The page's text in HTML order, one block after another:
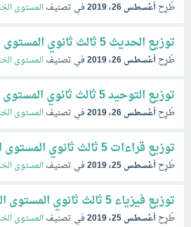
طُرِحأغسطس 26، 2019 في تصنيفالمستوى
توزيع الحديث 5 ثالث ثانوي المستوى الخامس 1441
طُرِحأغسطس 26، 2019 في تصنيفالمستوى
توزيع التوحيد 5 ثالث ثانوي المستوى الخامس 1441
طُرِحأغسطس 26، 2019 في تصنيفالمستوى
توزيع قراءات 5 ثالث ثانوي المستوى الخامس 1441
طُرِحأغسطس 25، 2019 في تصنيفالمستوى
توزيع فيزياء 5 ثالث ثانوي المستوى الخامس 1441
طُرِحأغسطس 25، 2019 في تصنيفالمستوى